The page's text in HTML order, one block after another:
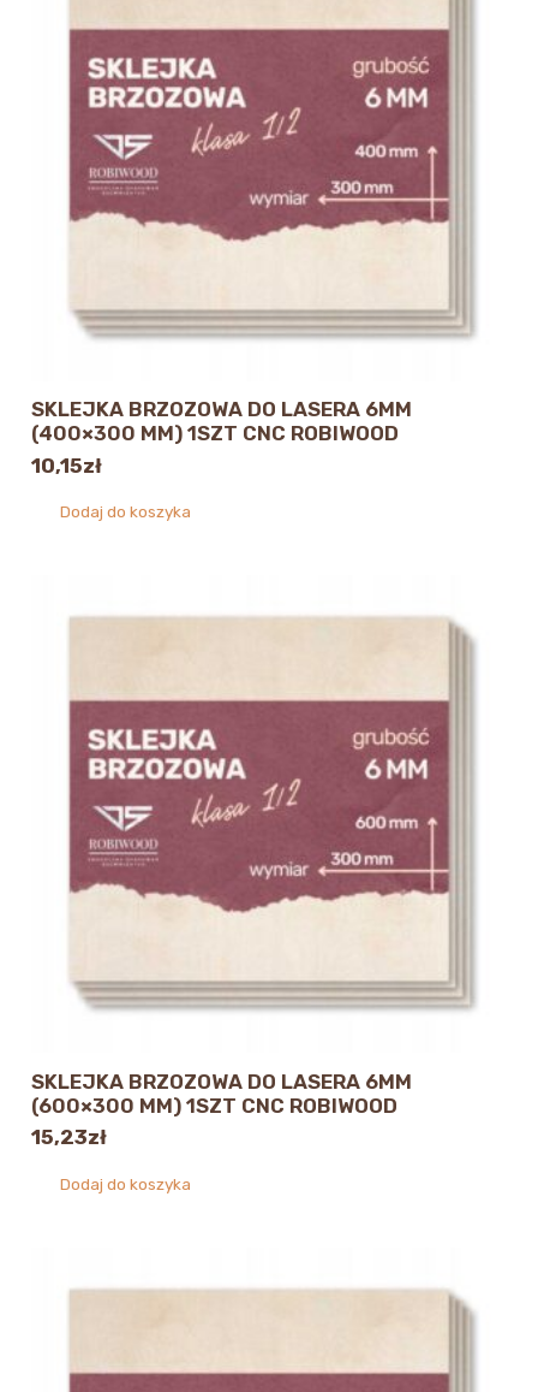
SKLEJKA BRZOZOWA DO LASERA 6MM
(400×300 MM) 1SZT CNC ROBIWOOD
10,15zł
Dodaj do koszyka
SKLEJKA BRZOZOWA DO LASERA 6MM
(600×300 MM) 1SZT CNC ROBIWOOD
15,23zł
Dodaj do koszyka